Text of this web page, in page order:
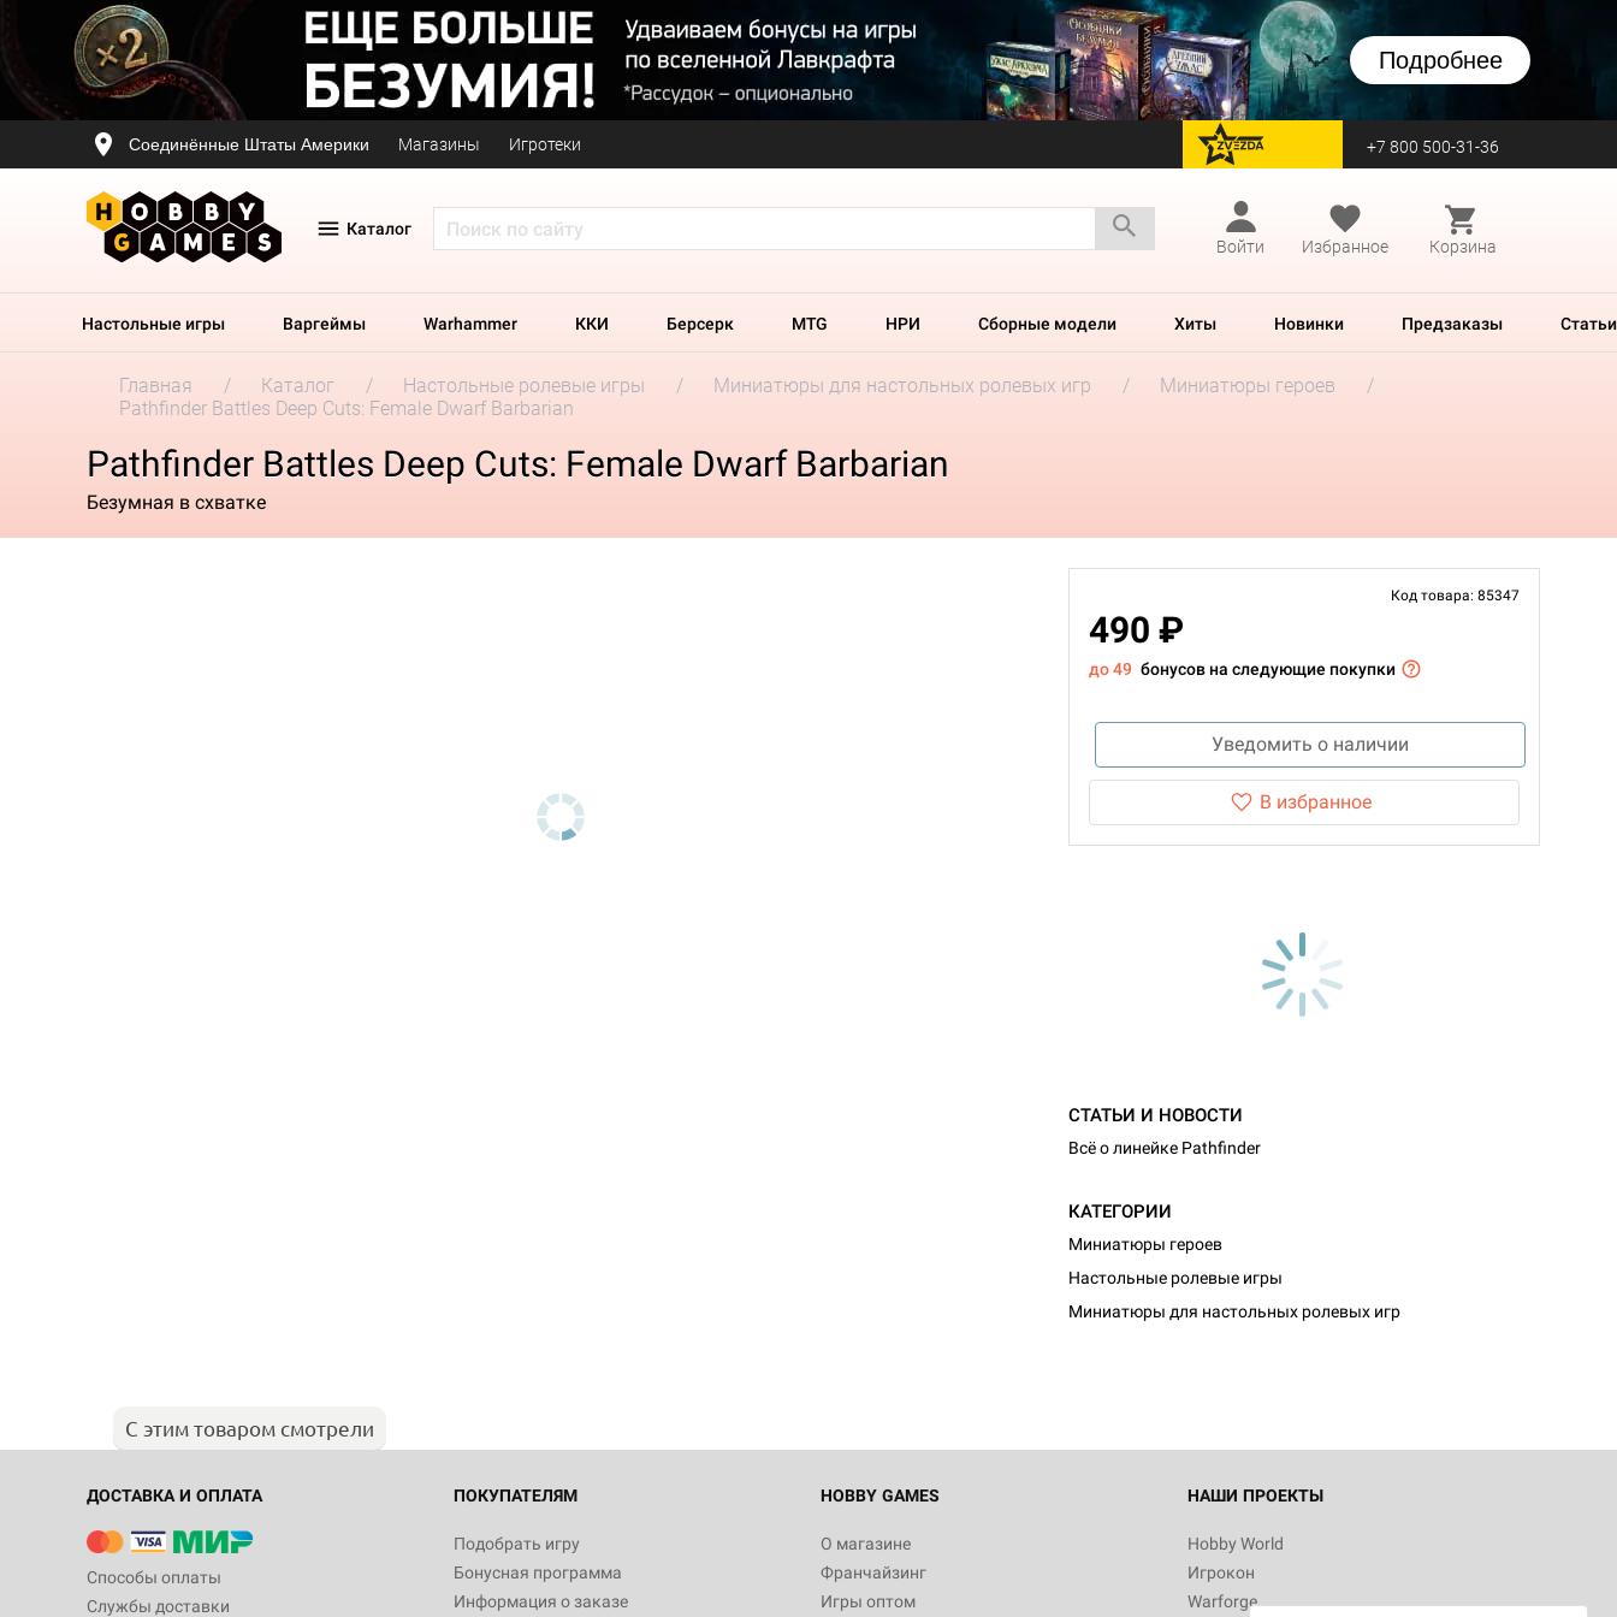
Подробнее
Соединённые Штаты Америки Магазины Игротеки перейти на Zvezda +7 800 500-31-36
Каталог
Войти
Избранное Корзина
Настольные игры Варгеймы Warhammer ККИ Берсерк MTG НРИ Сборные модели Хиты Новинки Предзаказы Статьи
Главная Каталог Настольные ролевые игры Миниатюры для настольных ролевых игр
Миниатюры героев
Pathfinder Battles Deep Cuts: Female Dwarf Barbarian
Pathfinder Battles Deep Cuts: Female Dwarf Barbarian
Безумная в схватке
Код товара: 85347
490 ₽
до 49 бонусов на следующие покупки
Уведомить о наличии
В избранное
СТАТЬИ И НОВОСТИ
Всё о линейке Pathfinder
КАТЕГОРИИ
Миниатюры героев
Настольные ролевые игры
Миниатюры для настольных ролевых игр
С этим товаром смотрели
ДОСТАВКА И ОПЛАТА
Способы оплаты
Службы доставки
ПОКУПАТЕЛЯМ
Подобрать игру
Бонусная программа
Информация о заказе
HOBBY GAMES
О магазине
Франчайзинг
Игры оптом
НАШИ ПРОЕКТЫ
Hobby World
Игрокон
Warforge